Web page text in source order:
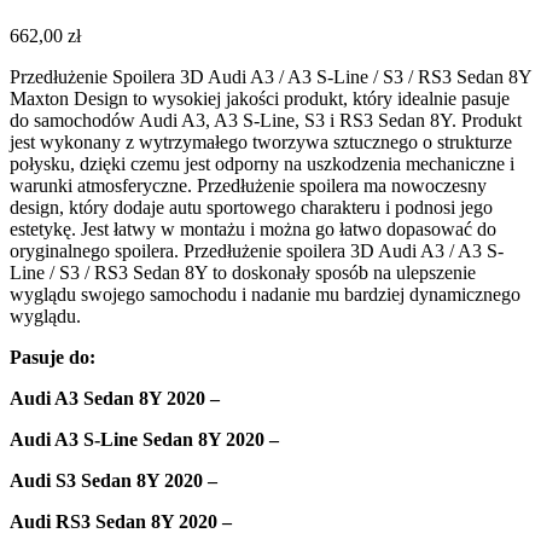
662,00 zł
Przedłużenie Spoilera 3D Audi A3 / A3 S-Line / S3 / RS3 Sedan 8Y
Maxton Design to wysokiej jakości produkt, który idealnie pasuje
do samochodów Audi A3, A3 S-Line, S3 i RS3 Sedan 8Y. Produkt
jest wykonany z wytrzymałego tworzywa sztucznego o strukturze
połysku, dzięki czemu jest odporny na uszkodzenia mechaniczne i
warunki atmosferyczne. Przedłużenie spoilera ma nowoczesny
design, który dodaje autu sportowego charakteru i podnosi jego
estetykę. Jest łatwy w montażu i można go łatwo dopasować do
oryginalnego spoilera. Przedłużenie spoilera 3D Audi A3 / A3 S-
Line / S3 / RS3 Sedan 8Y to doskonały sposób na ulepszenie
wyglądu swojego samochodu i nadanie mu bardziej dynamicznego
wyglądu.
Pasuje do:
Audi A3 Sedan 8Y 2020 –
Audi A3 S-Line Sedan 8Y 2020 –
Audi S3 Sedan 8Y 2020 –
Audi RS3 Sedan 8Y 2020 –